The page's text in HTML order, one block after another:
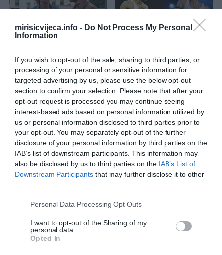
mirisicvijeca.info - Do Not Process My Personal
Information
If you wish to opt-out of the sale, sharing to third parties, or
processing of your personal or sensitive information for
targeted advertising by us, please use the below opt-out
section to confirm your selection. Please note that after your
opt-out request is processed you may continue seeing
interest-based ads based on personal information utilized by
us or personal information disclosed to third parties prior to
your opt-out. You may separately opt-out of the further
disclosure of your personal information by third parties on the
IAB’s list of downstream participants. This information may
also be disclosed by us to third parties on the IAB’s List of
Downstream Participants that may further disclose it to other
Please note that this website/app uses one or more Google
not limited to your visit or usage behaviour. You may click to
grant or deny consent to Google and its third-party tags to
use your data for below specified purposes in below Google
Personal Data Processing Opt Outs
I want to opt-out of the Sharing of my
personal data.
Opted In
Tegla se zatvori i ostavi nekoliko dana na hladnom i tamnom
mjestu kako bi se sastojci sjedinili. Nakon toga se može koristiti.
Kako se najčešće koristi
Ljudi ovaj pripravak uzimaju u malim količinama, najčešće po
jednu kašičicu dnevno. U narodnoj tradiciji se koristi za:podršku
imunitetusmirivanje organizmaopšte jačanje tijela
Važne napomeneIako mnogi vjeruju u blagotvorna svojstva
čuvarkuće i meda, naučni dokazi su ograničeni za liječenje bolesti.
zamjenu za medicinsku terapiju.